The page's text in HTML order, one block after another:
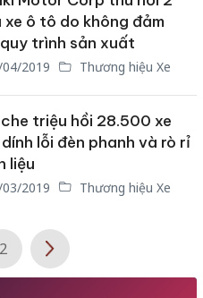
xe ô tô do không đảm
trình sản xuất
2019 Thương hiệu Xe
triệu hồi 28.500 xe
lỗi đèn phanh và rò rỉ
liệu
2019 Thương hiệu Xe
2